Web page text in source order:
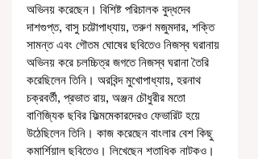
অভিনয় করেছেন। বিশিষ্ট পরিচালক বুদ্ধদেব
দাশগুপ্ত, বাসু চট্টোপাধ্যায়, তরুণ মজুমদার, শক্তি
সামন্ত এবং গৌতম ঘোষের ছবিতেও নিজস্ব ঘরানায়
অভিনয় করে চলচ্চিত্র জগতে নিজস্ব ঘরানা তৈরি
করেছিলেন তিনি। অরবিন্দ মুখোপাধ্যায়, হরনাথ
চক্রবর্তী, প্রভাত রায়, অঞ্জন চৌধুরীর মতো
বাণিজ্যিক ছবির ফিল্মমেকারদেরও ফেভারিট হয়ে
উঠেছিলেন তিনি। কাজ করেছেন বাংলার বেশ কিছু
কমার্শিয়াল ছবিতেও। লিখেছেন শতাধিক নাটকও।